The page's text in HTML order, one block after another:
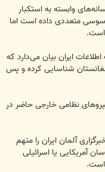
وابسته به استکبار
متعددی داده است اما
است.
ایران بیان می‌دارد که
شناسایی کرده و پس
نیروهای نظامی خارجی حاضر در
آلمان ایران را متهم
آمریکایی یا اسرائیلی
است.